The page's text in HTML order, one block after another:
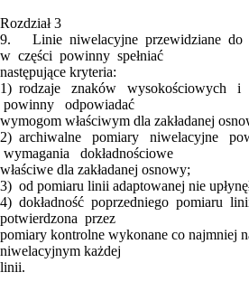
Rozdział 3
9. Linie niwelacyjne przewidziane do
w części powinny spełniać
następujące kryteria:
1) rodzaje znaków wysokościowych i
powinny odpowiadać
wymogom właściwym dla zakładanej
2) archiwalne pomiary niwelacyjne
wymagania dokładnościowe
właściwe dla zakładanej osnowy;
3) od pomiaru linii adaptowanej nie
4) dokładność poprzedniego pomiaru
potwierdzona przez
pomiary kontrolne wykonane co najmniej
niwelacyjnym każdej
linii.